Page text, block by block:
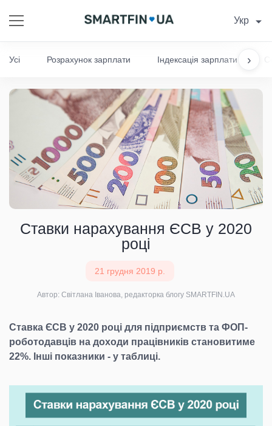
Укр
›
Усі Розрахунок зарплати Індексація зарплати
Ставки нарахування ЄСВ у 2020
році
21 грудня 2019 р.
Автор: Світлана Іванова, редакторка блогу SMARTFIN.UA
Ставка ЄСВ у 2020 році для підприємств та ФОП-
роботодавців на доходи працівників становитиме
22%. Інші показники - у таблиці.